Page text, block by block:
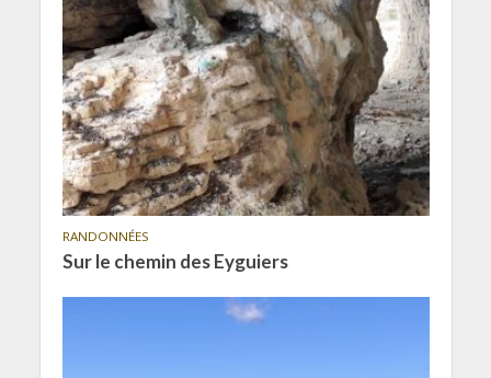
RANDONNÉES
Sur le chemin des Eyguiers